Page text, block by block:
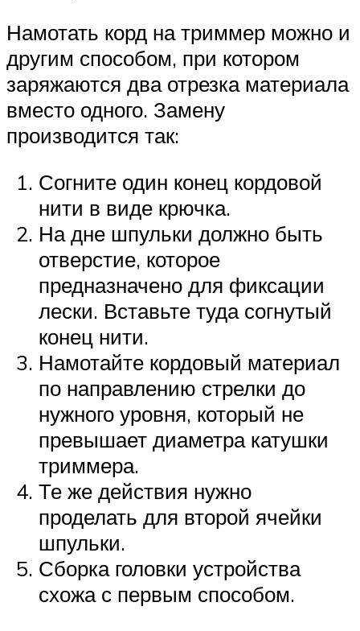
Намотать корд на триммер можно и
другим способом, при котором
заряжаются два отрезка материала
вместо одного. Замену
производится так:
Согните один конец кордовой
нити в виде крючка.
На дне шпульки должно быть
отверстие, которое
предназначено для фиксации
лески. Вставьте туда согнутый
конец нити.
Намотайте кордовый материал
по направлению стрелки до
нужного уровня, который не
превышает диаметра катушки
триммера.
Те же действия нужно
проделать для второй ячейки
шпульки.
Сборка головки устройства
схожа с первым способом.